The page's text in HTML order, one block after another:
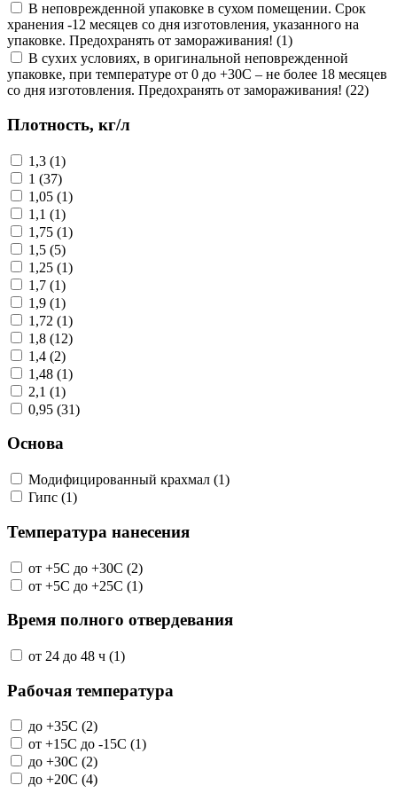
В неповрежденной упаковке в сухом помещении. Срок
хранения -12 месяцев со дня изготовления, указанного на
упаковке. Предохранять от замораживания! (1)
В сухих условиях, в оригинальной неповрежденной
упаковке, при температуре от 0 до +30C – не более 18 месяцев
со дня изготовления. Предохранять от замораживания! (22)
Плотность, кг/л
1,3 (1)
1 (37)
1,05 (1)
1,1 (1)
1,75 (1)
1,5 (5)
1,25 (1)
1,7 (1)
1,9 (1)
1,72 (1)
1,8 (12)
1,4 (2)
1,48 (1)
2,1 (1)
0,95 (31)
Основа
Модифицированный крахмал (1)
Гипс (1)
Температура нанесения
от +5С до +30С (2)
от +5С до +25С (1)
Время полного отвердевания
от 24 до 48 ч (1)
Рабочая температура
до +35С (2)
от +15С до -15С (1)
до +30С (2)
до +20С (4)